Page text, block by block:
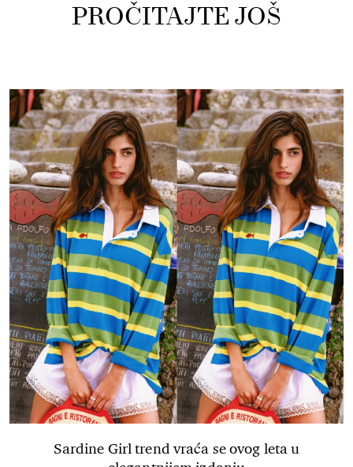
PROČITAJTE JOŠ
Sardine Girl trend vraća se ovog leta u